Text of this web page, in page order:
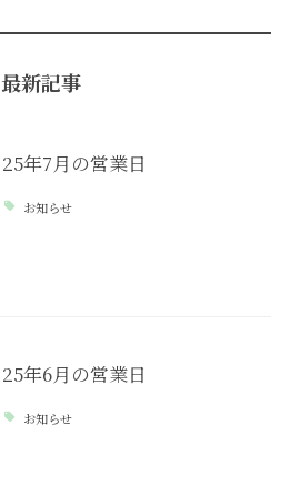
最新記事
25年7月の営業日
お知らせ
25年6月の営業日
お知らせ